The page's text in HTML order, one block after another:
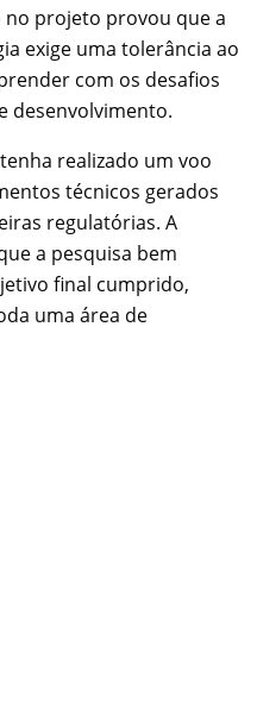
projeto provou que a
exige uma tolerância ao
com os desafios
desenvolvimento.
realizado um voo
técnicos gerados
regulatórias. A
a pesquisa bem
final cumprido,
uma área de